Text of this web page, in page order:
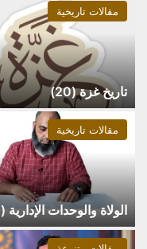
مقالات تاريخية
تاريخ غزة (20)
مقالات تاريخية
الولاة والوحدات الإدارية (1)